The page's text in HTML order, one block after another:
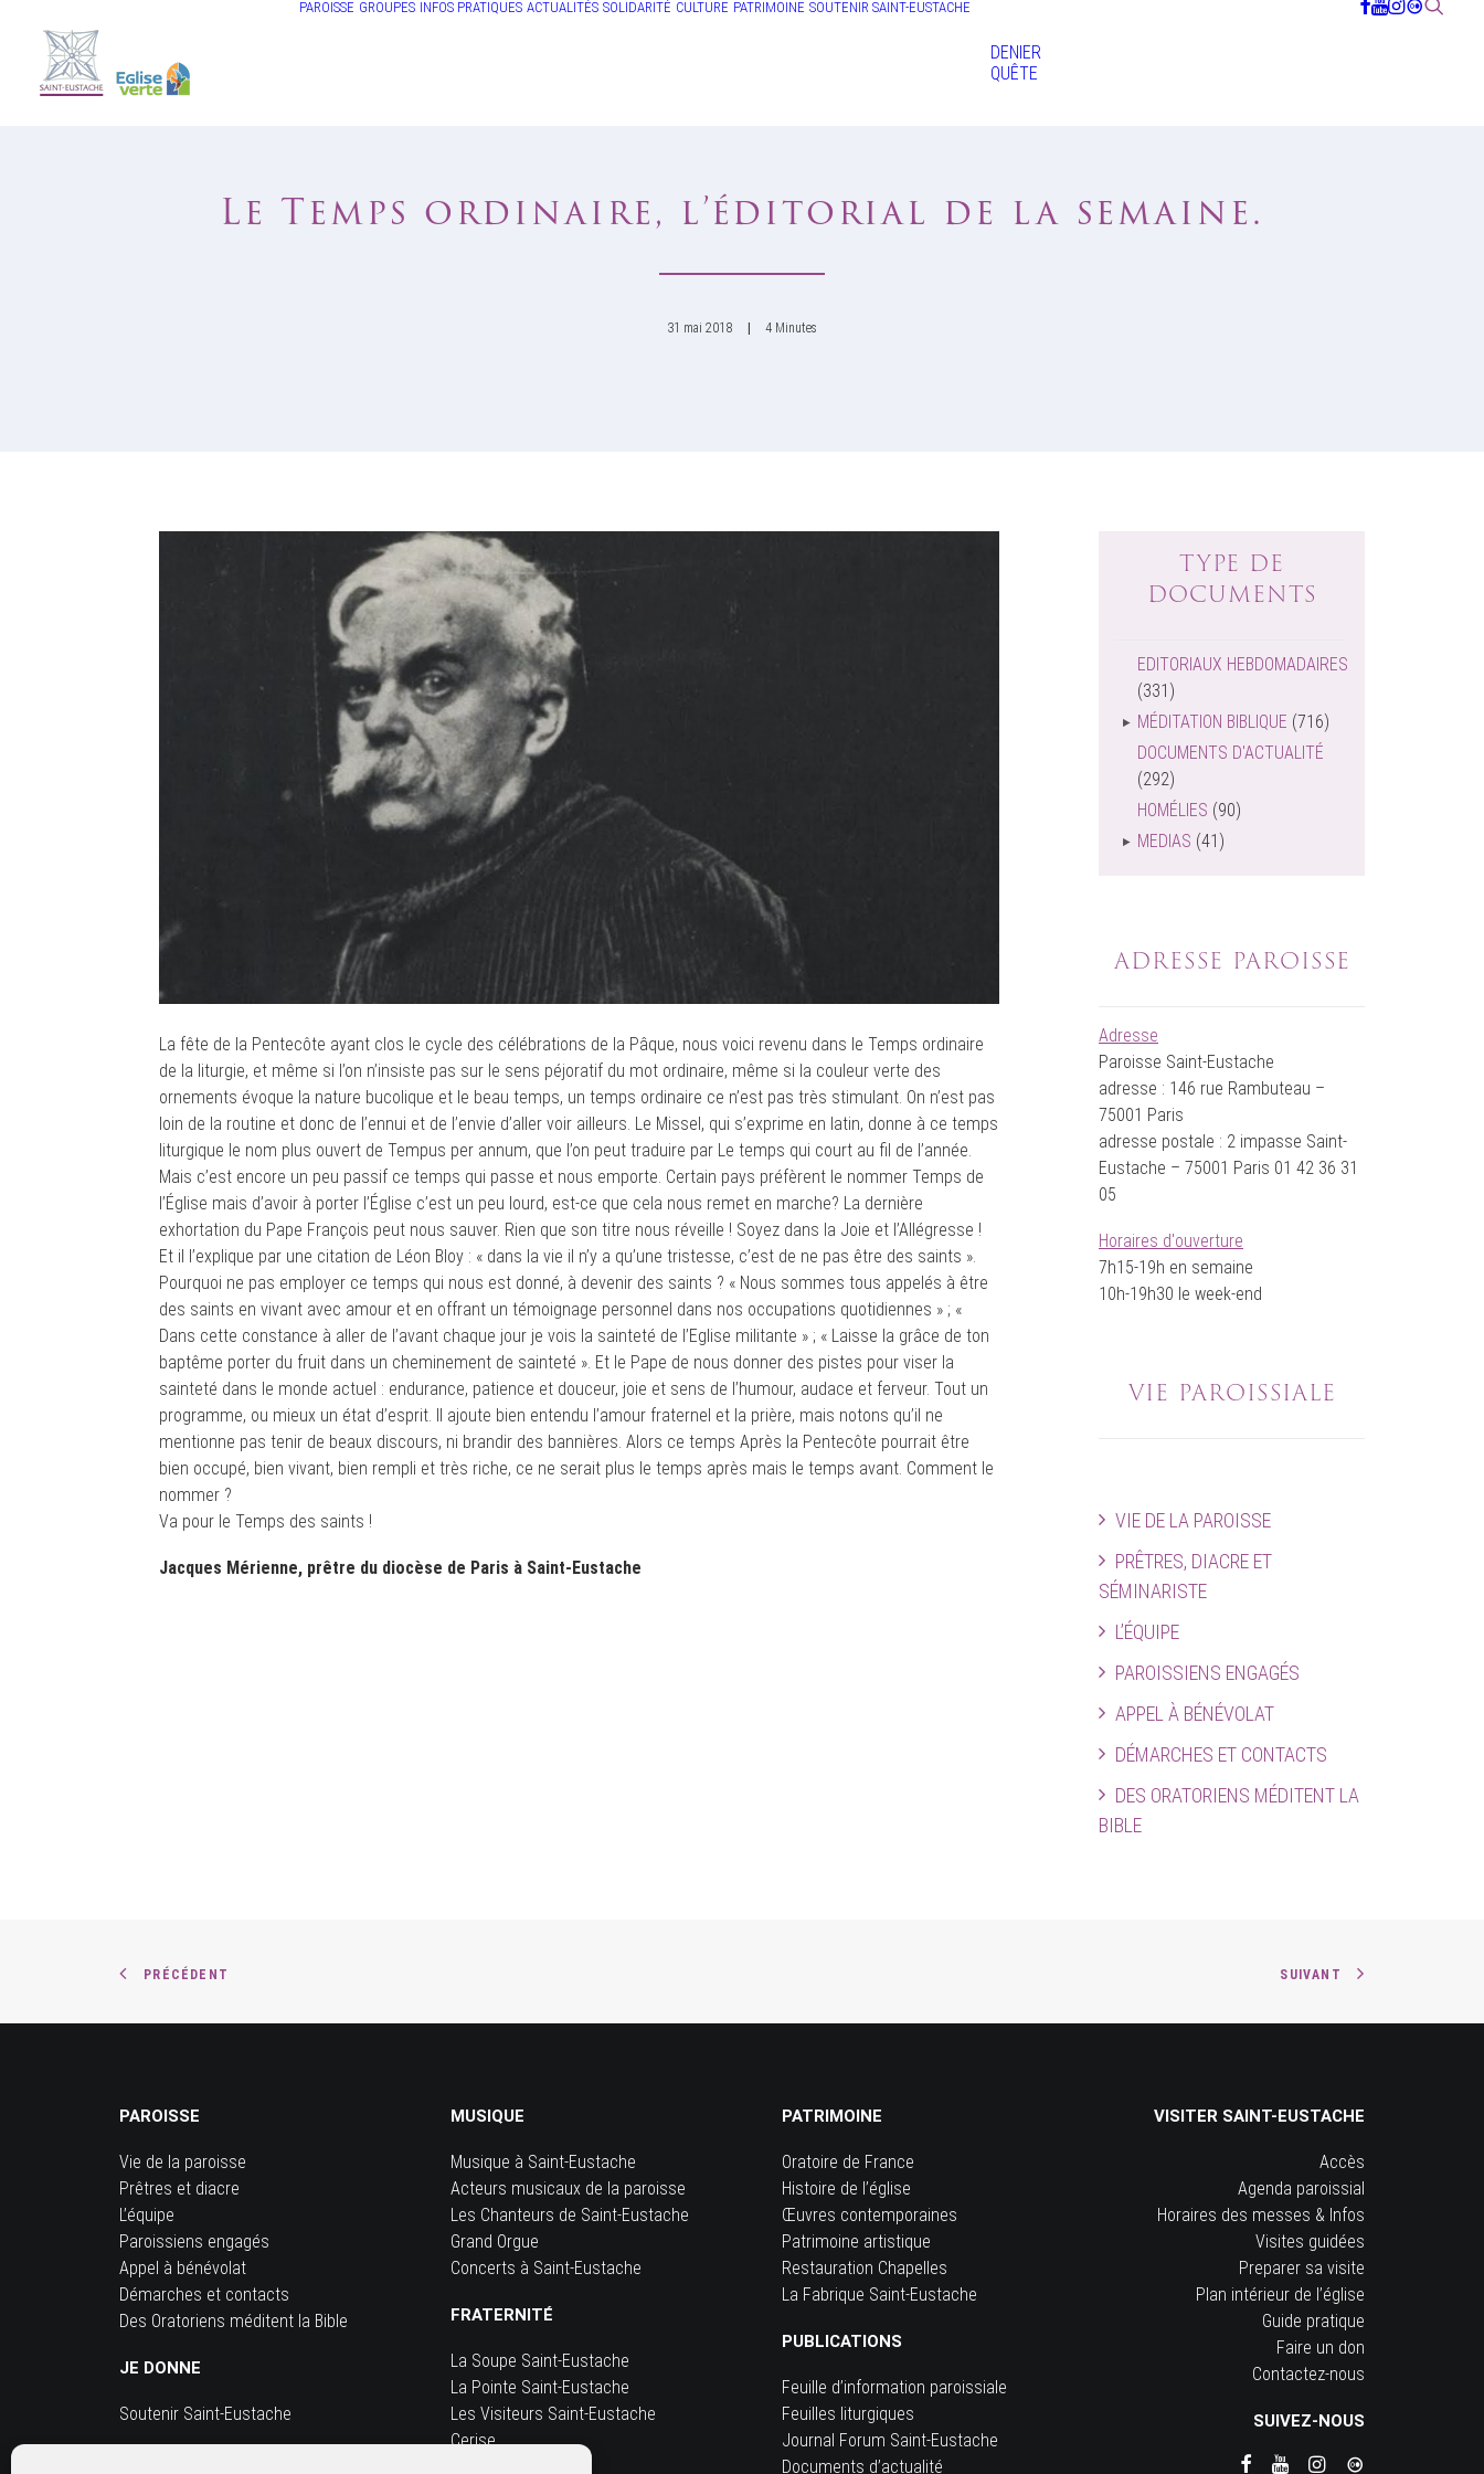
PAROISSE GROUPES INFOS PRATIQUES ACTUALITÉS SOLIDARITÉ CULTURE PATRIMOINE SOUTENIR SAINT-EUSTACHE
DENIER
QUÊTE
Le Temps ordinaire, l’éditorial de la semaine.
31 mai 2018 4 Minutes
La fête de la Pentecôte ayant clos le cycle des célébrations de la Pâque, nous voici revenu dans le Temps ordinaire
de la liturgie, et même si l’on n’insiste pas sur le sens péjoratif du mot ordinaire, même si la couleur verte des
ornements évoque la nature bucolique et le beau temps, un temps ordinaire ce n’est pas très stimulant. On n’est pas
loin de la routine et donc de l’ennui et de l’envie d’aller voir ailleurs. Le Missel, qui s’exprime en latin, donne à ce temps
liturgique le nom plus ouvert de Tempus per annum, que l’on peut traduire par Le temps qui court au fil de l’année.
Mais c’est encore un peu passif ce temps qui passe et nous emporte. Certain pays préfèrent le nommer Temps de
l’Église mais d’avoir à porter l’Église c’est un peu lourd, est-ce que cela nous remet en marche? La dernière
exhortation du Pape François peut nous sauver. Rien que son titre nous réveille ! Soyez dans la Joie et l’Allégresse !
Et il l’explique par une citation de Léon Bloy : « dans la vie il n’y a qu’une tristesse, c’est de ne pas être des saints ».
Pourquoi ne pas employer ce temps qui nous est donné, à devenir des saints ? « Nous sommes tous appelés à être
des saints en vivant avec amour et en offrant un témoignage personnel dans nos occupations quotidiennes » ; «
Dans cette constance à aller de l’avant chaque jour je vois la sainteté de l’Eglise militante » ; « Laisse la grâce de ton
baptême porter du fruit dans un cheminement de sainteté ». Et le Pape de nous donner des pistes pour viser la
sainteté dans le monde actuel : endurance, patience et douceur, joie et sens de l’humour, audace et ferveur. Tout un
programme, ou mieux un état d’esprit. Il ajoute bien entendu l’amour fraternel et la prière, mais notons qu’il ne
mentionne pas tenir de beaux discours, ni brandir des bannières. Alors ce temps Après la Pentecôte pourrait être
bien occupé, bien vivant, bien rempli et très riche, ce ne serait plus le temps après mais le temps avant. Comment le
nommer ?
Va pour le Temps des saints !
Jacques Mérienne, prêtre du diocèse de Paris à Saint-Eustache
TYPE DE
DOCUMENTS
EDITORIAUX HEBDOMADAIRES
(331)
MÉDITATION BIBLIQUE (716)
DOCUMENTS D'ACTUALITÉ
(292)
HOMÉLIES (90)
MEDIAS (41)
ADRESSE PAROISSE
Adresse
Paroisse Saint-Eustache
adresse : 146 rue Rambuteau –
75001 Paris
adresse postale : 2 impasse Saint-
Eustache – 75001 Paris 01 42 36 31
05
Horaires d'ouverture
7h15-19h en semaine
10h-19h30 le week-end
VIE PAROISSIALE
VIE DE LA PAROISSE
PRÊTRES, DIACRE ET
SÉMINARISTE
L’ÉQUIPE
PAROISSIENS ENGAGÉS
APPEL À BÉNÉVOLAT
DÉMARCHES ET CONTACTS
DES ORATORIENS MÉDITENT LA
BIBLE
PRÉCÉDENT SUIVANT
PAROISSE
Vie de la paroisse
Prêtres et diacre
L’équipe
Paroissiens engagés
Appel à bénévolat
Démarches et contacts
Des Oratoriens méditent la Bible
JE DONNE
Soutenir Saint-Eustache
MUSIQUE
Musique à Saint-Eustache
Acteurs musicaux de la paroisse
Les Chanteurs de Saint-Eustache
Grand Orgue
Concerts à Saint-Eustache
FRATERNITÉ
La Soupe Saint-Eustache
La Pointe Saint-Eustache
Les Visiteurs Saint-Eustache
Cerise
PATRIMOINE
Oratoire de France
Histoire de l’église
Œuvres contemporaines
Patrimoine artistique
Restauration Chapelles
La Fabrique Saint-Eustache
PUBLICATIONS
Feuille d’information paroissiale
Feuilles liturgiques
Journal Forum Saint-Eustache
Documents d’actualité
VISITER SAINT-EUSTACHE
Accès
Agenda paroissial
Horaires des messes & Infos
Visites guidées
Preparer sa visite
Plan intérieur de l’église
Guide pratique
Faire un don
Contactez-nous
SUIVEZ-NOUS